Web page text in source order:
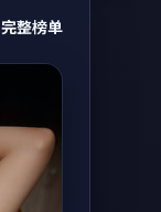
完整榜单